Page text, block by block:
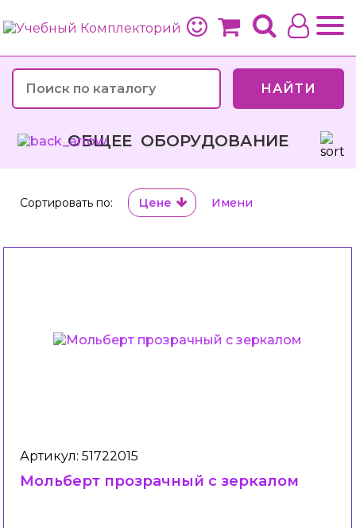
НАЙТИ
ОБЩЕЕ ОБОРУДОВАНИЕ
Сортировать по: Цене Имени
Артикул: 51722015
Мольберт прозрачный с зеркалом